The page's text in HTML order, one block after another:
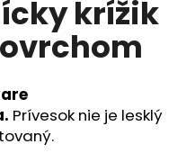
krížik
Prívesok nie je lesklý